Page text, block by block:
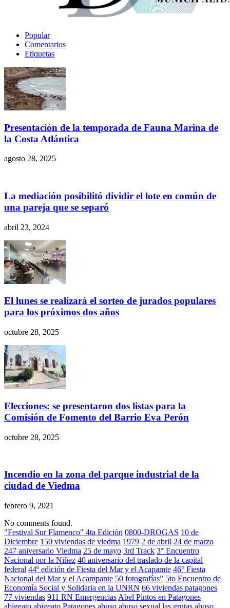
Popular
Comentarios
Etiquetas
Presentación de la temporada de Fauna Marina de
la Costa Atlántica
agosto 28, 2025
La mediación posibilitó dividir el lote en común de
una pareja que se separó
abril 23, 2024
El lunes se realizará el sorteo de jurados populares
para los próximos dos años
octubre 28, 2025
Elecciones: se presentaron dos listas para la
Comisión de Fomento del Barrio Eva Perón
octubre 28, 2025
Incendio en la zona del parque industrial de la
ciudad de Viedma
febrero 9, 2021
No comments found.
"Festival Sur Flamenco" 4ta Edición 0800-DROGAS 10 de
Diciembre 150 viviendas de viedma 1979 2 de abril 24 de marzo
247 aniversario Viedma 25 de mayo 3rd Track 3° Encuentro
Nacional por la Niñez 40 aniversario del traslado de la capital
federal 44º edición de Fiesta del Mar y el Acapamte 46° Fiesta
Nacional del Mar y el Acampante 50 fotografías” 5to Encuentro de
Economía Social y Solidaria en la UNRN 66 viviendas patagones
77 viviendas 911 RN Emergencias Abel Pintos en Patagones
abigeato abigeato Patagones abuso abuso sexual las grutas abuso